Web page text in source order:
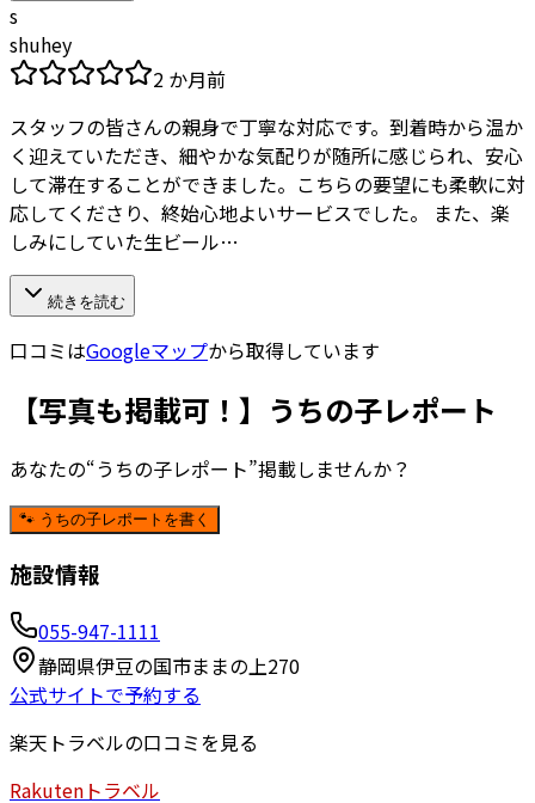
s
shuhey
2 か月前
スタッフの皆さんの親身で丁寧な対応です。到着時から温か
く迎えていただき、細やかな気配りが随所に感じられ、安心
して滞在することができました。こちらの要望にも柔軟に対
応してくださり、終始心地よいサービスでした。 また、楽
しみにしていた生ビール…
続きを読む
口コミはGoogleマップから取得しています
【写真も掲載可！】うちの子レポート
あなたの“うちの子レポート”掲載しませんか？
🐾 うちの子レポートを書く
施設情報
055-947-1111
静岡県伊豆の国市ままの上270
公式サイトで予約する
楽天トラベルの口コミを見る
Rakuten トラベル